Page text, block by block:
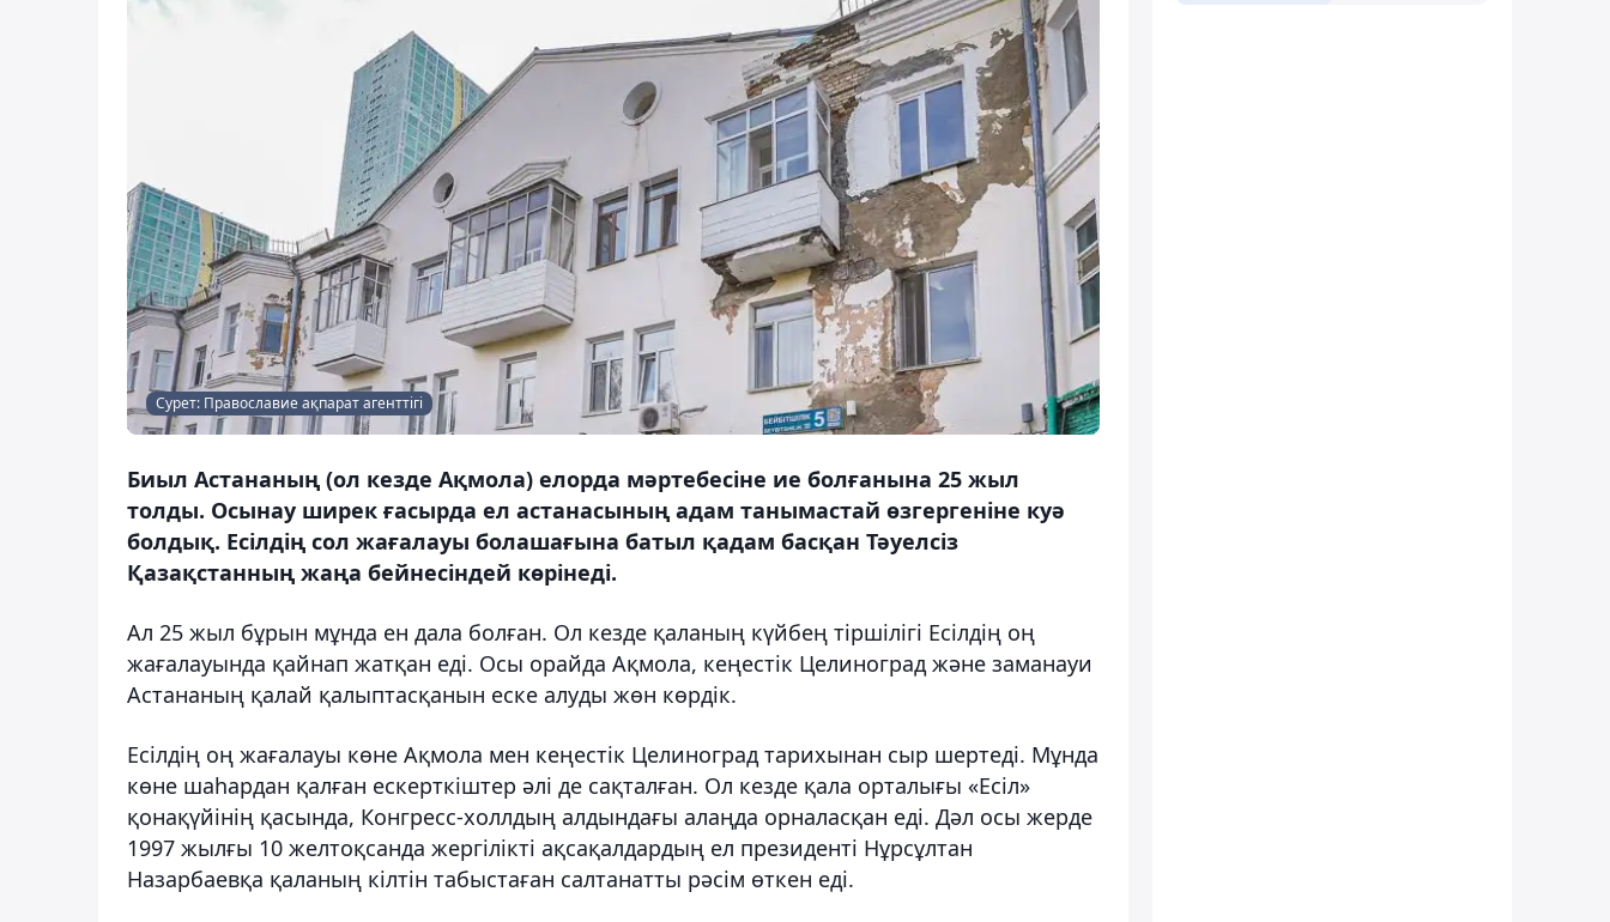
Сурет: Православие ақпарат агенттігі
Биыл Астананың (ол кезде Ақмола) елорда мәртебесіне ие болғанына 25 жыл
толды. Осынау ширек ғасырда ел астанасының адам танымастай өзгергеніне куә
болдық. Есілдің сол жағалауы болашағына батыл қадам басқан Тәуелсіз
Қазақстанның жаңа бейнесіндей көрінеді.
Ал 25 жыл бұрын мұнда ен дала болған. Ол кезде қаланың күйбең тіршілігі Есілдің оң
жағалауында қайнап жатқан еді. Осы орайда Ақмола, кеңестік Целиноград және заманауи
Астананың қалай қалыптасқанын еске алуды жөн көрдік.
Есілдің оң жағалауы көне Ақмола мен кеңестік Целиноград тарихынан сыр шертеді. Мұнда
көне шаһардан қалған ескерткіштер әлі де сақталған. Ол кезде қала орталығы «Есіл»
қонақүйінің қасында, Конгресс-холлдың алдындағы алаңда орналасқан еді. Дәл осы жерде
1997 жылғы 10 желтоқсанда жергілікті ақсақалдардың ел президенті Нұрсұлтан
Назарбаевқа қаланың кілтін табыстаған салтанатты рәсім өткен еді.